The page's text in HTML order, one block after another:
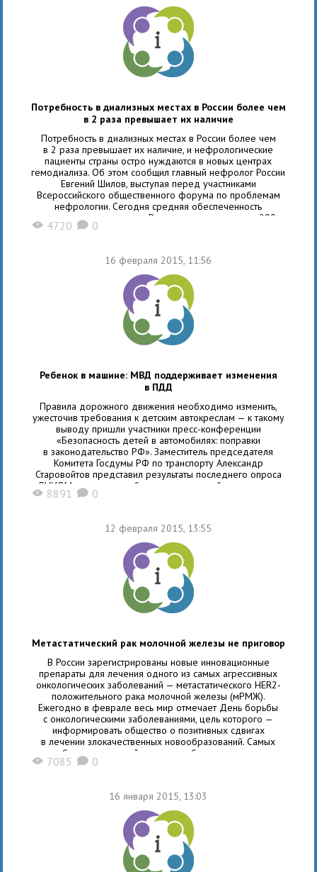
Потребность в диализных местах в России более чем
в 2 раза превышает их наличие
Потребность в диализных местах в России более чем
в 2 раза превышает их наличие, и нефрологические
пациенты страны остро нуждаются в новых центрах
гемодиализа. Об этом сообщил главный нефролог России
Евгений Шилов, выступая перед участниками
Всероссийского общественного форума по проблемам
нефрологии. Сегодня средняя обеспеченность
диализными местами по России составляет около 200
X 4720 K 0
16 февраля 2015, 11:56
Ребенок в машине: МВД поддерживает изменения
в ПДД
Правила дорожного движения необходимо изменить,
ужесточив требования к детским автокреслам — к такому
выводу пришли участники пресс-конференции
«Безопасность детей в автомобилях: поправки
в законодательство РФ». Заместитель председателя
Комитета Госдумы РФ по транспорту Александр
Старовойтов представил результаты последнего опроса
ВЦИОМ по вопросам безопасности детей-пассажиров.
По данным этого опроса, 84% опрошенных родителей
сертификата качества является наиболее важным
X 8891 K 0
12 февраля 2015, 13:55
Метастатический рак молочной железы не приговор
В России зарегистрированы новые инновационные
препараты для лечения одного из самых агрессивных
онкологических заболеваний — метастатического HER2-
положительного рака молочной железы (мРМЖ).
Ежегодно в феврале весь мир отмечает День борьбы
с онкологическими заболеваниями, цель которого —
информировать общество о позитивных сдвигах
в лечении злокачественных новообразований. Самых
масштабных достижений удается добиться в терапии рака
молочной железы: при условии ранней диагностики
препараты, которые
X 7085 K 0
16 января 2015, 13:03